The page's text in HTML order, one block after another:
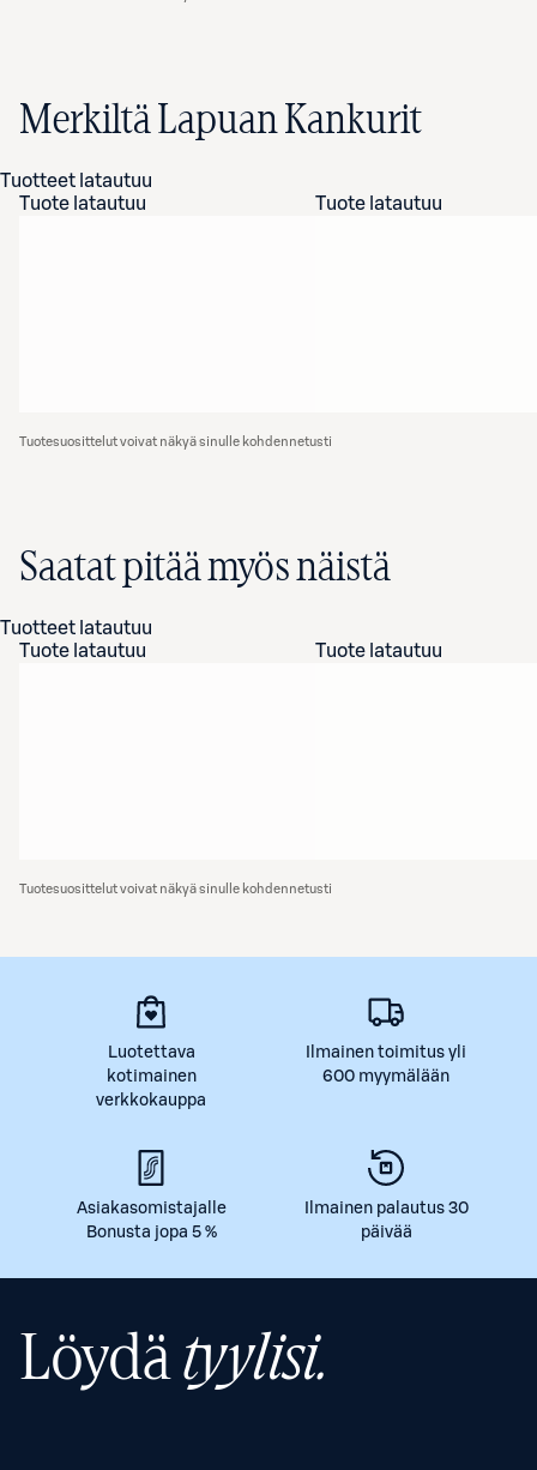
Merkiltä Lapuan Kankurit
Tuotteet latautuu
Tuote latautuu
Tuote latautuu
Tuotesuosittelut voivat näkyä sinulle kohdennetusti
Saatat pitää myös näistä
Tuotteet latautuu
Tuote latautuu
Tuote latautuu
Tuotesuosittelut voivat näkyä sinulle kohdennetusti
Luotettava
kotimainen
verkkokauppa
Ilmainen toimitus yli
600 myymälään
Asiakasomistajalle
Bonusta jopa 5 %
Ilmainen palautus 30
päivää
Löydätyylisi.